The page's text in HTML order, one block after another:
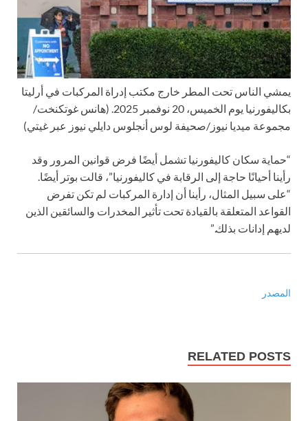
يمشي الناس تحت المطر خارج مكتب إدراة المركبات في أرليتا
بكاليفورنيا يوم الخميس، 20 نوفمبر 2025.
(هانس غوتكنخت/
مجموعة ميديا نيوز/صحيفة لوس أنجلوس دايلي نيوز عبر غيتي)
“حماية سكان كاليفورنيا تشمل أيضًا فرض قوانين المرور وقد
رأينا أحيانًا حاجة إلى الرقابة في كاليفورنيا”، قالت بوتر أيضًا.
“على سبيل المثال، رأينا أن إدارة المركبات لم تكن تفرض
القواعد المتعلقة بالقيادة تحت تأثير المخدرات والسائقين الذين
لديهم إدانات بذلك.”
المصدر
RELATED POSTS